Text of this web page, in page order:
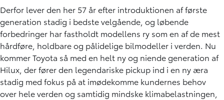
Derfor lever den her 57 år efter introduktionen af første
generation stadig i bedste velgående, og løbende
forbedringer har fastholdt modellens ry som en af de mest
hårdføre, holdbare og pålidelige bilmodeller i verden. Nu
kommer Toyota så med en helt ny og niende generation af
Hilux, der fører den legendariske pickup ind i en ny æra
stadig med fokus på at imødekomme kundernes behov
over hele verden og samtidig mindske klimabelastningen,